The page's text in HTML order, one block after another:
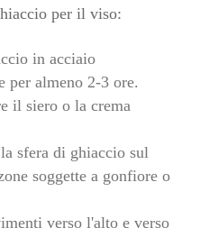
per il viso:
in acciaio
per almeno 2-3 ore.
il siero o la crema
sfera di ghiaccio sul
soggette a gonfiore o
verso l'alto e verso